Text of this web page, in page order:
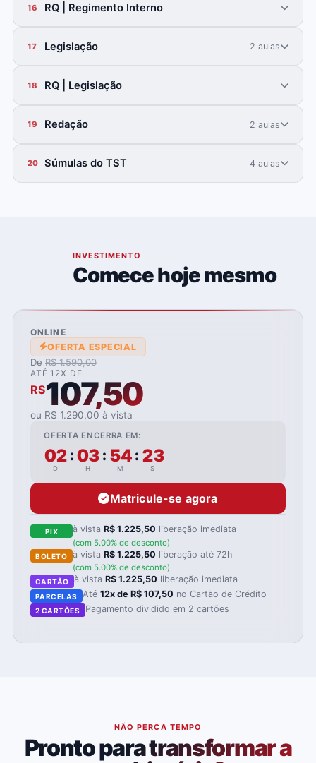
16 RQ | Regimento Interno
17 Legislação 2 aulas
18 RQ | Legislação
19 Redação 2 aulas
20 Súmulas do TST 4 aulas
INVESTIMENTO
Comece hoje mesmo
ONLINE
OFERTA ESPECIAL
De R$ 1.590,00
ATÉ 12X DE
R$107,50
ou R$ 1.290,00 à vista
OFERTA ENCERRA EM:
02
D
: 03
H
: 54
M
: 22
S
Matricule-se agora
PIX à vistaR$ 1.225,50 liberação imediata
(com 5.00% de desconto)
BOLETO à vistaR$ 1.225,50 liberação até 72h
(com 5.00% de desconto)
CARTÃO à vista R$ 1.225,50 liberação imediata
PARCELAS Até12x de R$ 107,50 no Cartão de Crédito
2 CARTÕES Pagamento dividido em 2 cartões
NÃO PERCA TEMPO
Pronto para transformar a